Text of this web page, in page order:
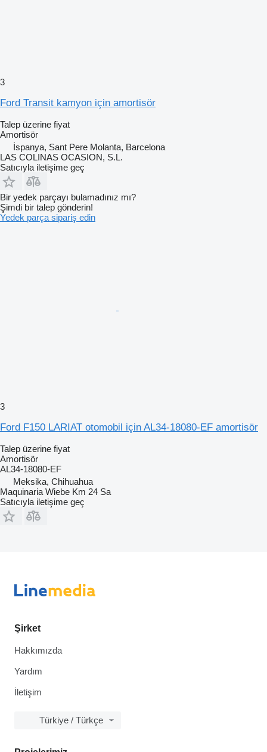
3
Ford Transit kamyon için amortisör
Talep üzerine fiyat
Amortisör
İspanya, Sant Pere Molanta, Barcelona
LAS COLINAS OCASION, S.L.
Satıcıyla iletişime geç
Bir yedek parçayı bulamadınız mı?
Şimdi bir talep gönderin!
Yedek parça sipariş edin
3
Ford F150 LARIAT otomobil için AL34-18080-EF amortisör
Talep üzerine fiyat
Amortisör
AL34-18080-EF
Meksika, Chihuahua
Maquinaria Wiebe Km 24 Sa
Satıcıyla iletişime geç
Şirket
Hakkımızda
Yardım
İletişim
Türkiye / Türkçe